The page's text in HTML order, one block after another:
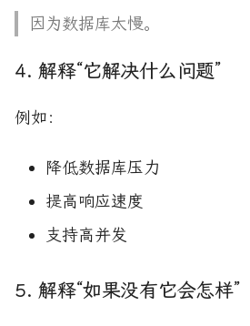
因为数据库太慢。
4. 解释“它解决什么问题”
例如：
降低数据库压力
提高响应速度
支持高并发
5. 解释“如果没有它会怎样”